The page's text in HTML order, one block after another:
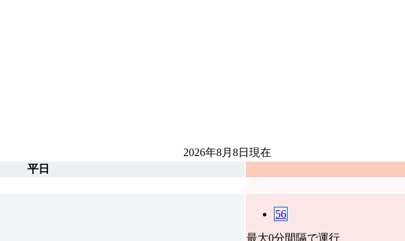
2026年8月8日 現在
平日
56
最大0分間隔で運行